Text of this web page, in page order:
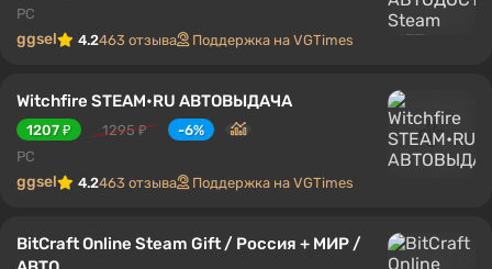
PC
ggsel 4.2463 отзыва Поддержка на VGTimes
Witchfire STEAM•RU АВТОВЫДАЧА
1207 ₽ 1295 ₽
-6%
PC
ggsel 4.2463 отзыва Поддержка на VGTimes
BitCraft Online Steam Gift / Россия + МИР /